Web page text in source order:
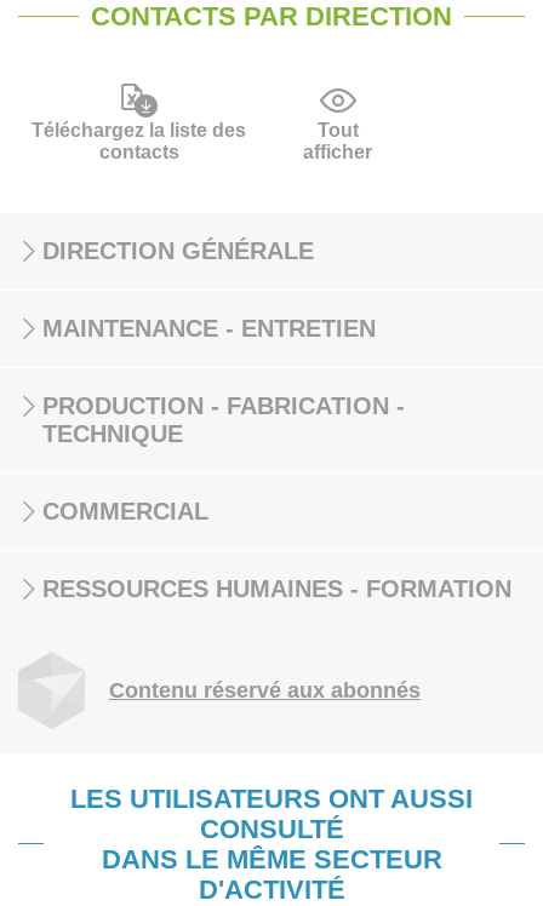
CONTACTS PAR DIRECTION
Téléchargez la liste des
contacts
Tout
afficher
DIRECTION GÉNÉRALE
MAINTENANCE - ENTRETIEN
PRODUCTION - FABRICATION -
TECHNIQUE
COMMERCIAL
RESSOURCES HUMAINES - FORMATION
Contenu réservé aux abonnés
LES UTILISATEURS ONT AUSSI
CONSULTÉ
DANS LE MÊME SECTEUR
D'ACTIVITÉ